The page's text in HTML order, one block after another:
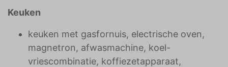
Keuken
keuken met gasfornuis, electrische oven,
magnetron, afwasmachine, koel-
vriescombinatie, koffiezetapparaat,